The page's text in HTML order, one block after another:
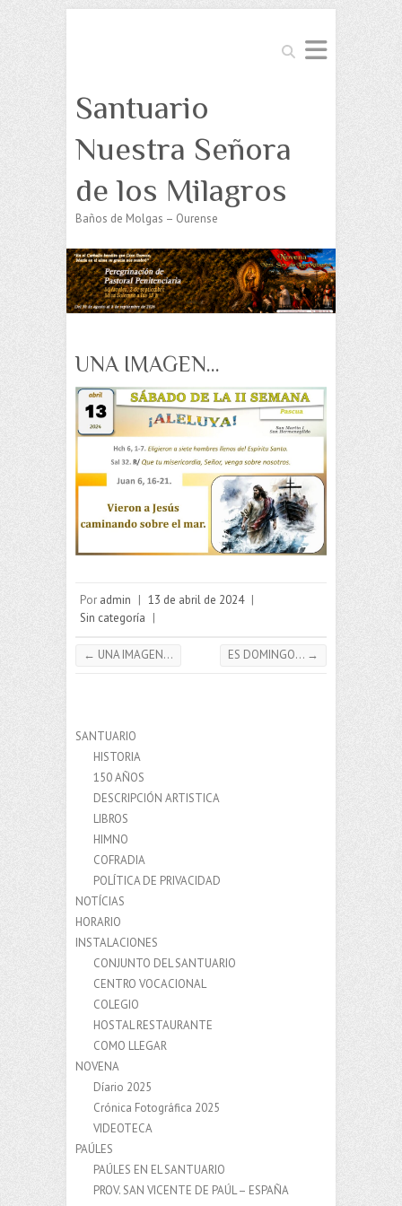
Buscar
Santuario
Nuestra Señora
de los Milagros
Baños de Molgas – Ourense
UNA IMAGEN…
Por admin | 13 de abril de 2024 |
Sin categoría |
← UNA IMAGEN… ES DOMINGO… →
SANTUARIO
HISTORIA
150 AÑOS
DESCRIPCIÓN ARTISTICA
LIBROS
HIMNO
COFRADIA
POLÍTICA DE PRIVACIDAD
NOTÍCIAS
HORARIO
INSTALACIONES
CONJUNTO DEL SANTUARIO
CENTRO VOCACIONAL
COLEGIO
HOSTAL RESTAURANTE
COMO LLEGAR
NOVENA
Díario 2025
Crónica Fotográfica 2025
VIDEOTECA
PAÚLES
PAÚLES EN EL SANTUARIO
PROV. SAN VICENTE DE PAÚL – ESPAÑA